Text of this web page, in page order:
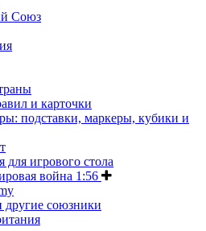
Союз
и карточки
подставки, маркеры, кубики и
игрового стола
война 1:56
другие союзники